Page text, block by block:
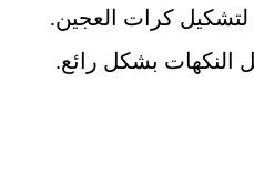
النكهات بشكل رائع.